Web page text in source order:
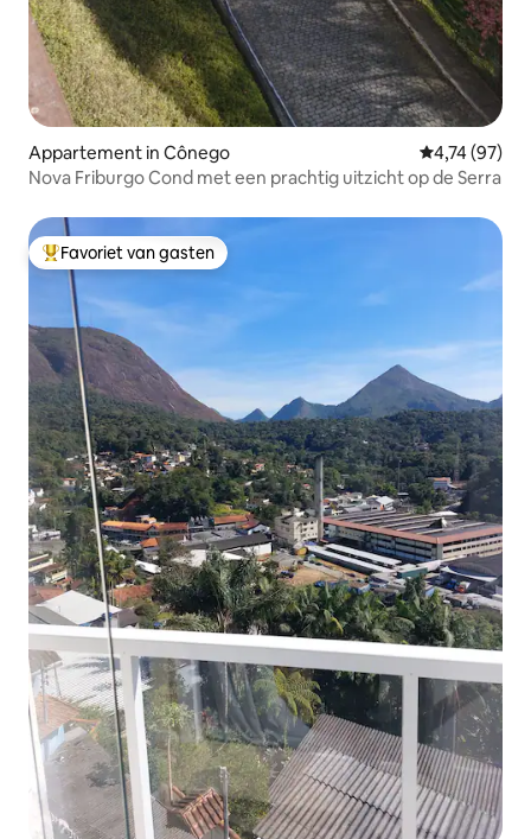
Appartement in Cônego Gemiddelde
4,74 (97)
Nova Friburgo Cond met een prachtig uitzicht op de Serra
Topfavoriet van gasten
Favoriet van gasten